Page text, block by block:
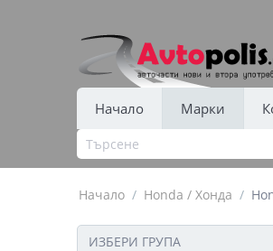
Начало Марки
Начало / Honda / Хонда /
ИЗБЕРИ ГРУПА